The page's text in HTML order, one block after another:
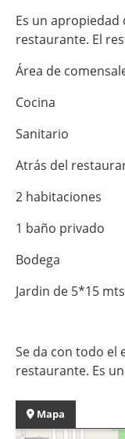
Es un
restaurante. El
Área de
Cocina
Sanitario
Atrás del
2 habitaciones
1 baño privado
Bodega
Jardin de 5*15
Se da con todo el
restaurante. Es
Mapa